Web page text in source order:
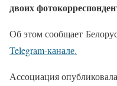
двоих
Об этом сообщает
Telegram-канале.
Ассоциация